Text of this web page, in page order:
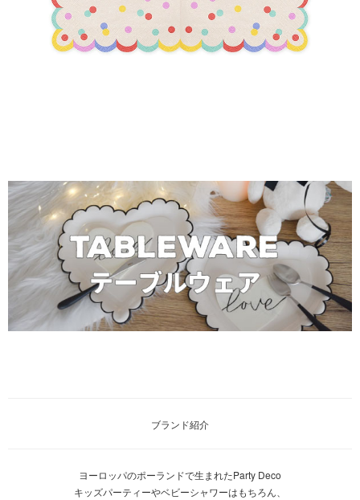
ブランド紹介
ヨーロッパのポーランドで生まれたParty Deco
キッズパーティーやベビーシャワーはもちろん、